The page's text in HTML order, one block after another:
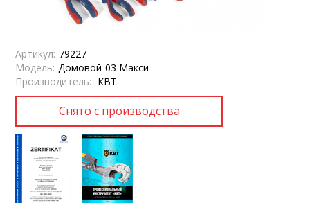
Артикул: 79227
Модель: Домовой-03 Макси
Производитель: КВТ